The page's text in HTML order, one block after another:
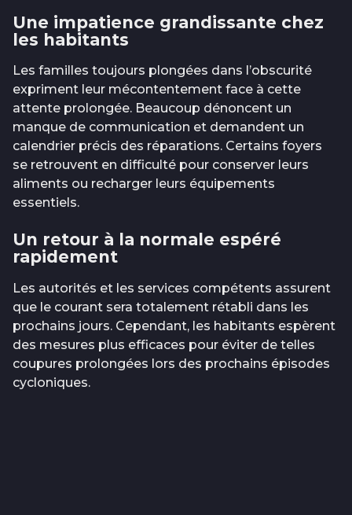
Une impatience grandissante chez
les habitants
Les familles toujours plongées dans l’obscurité
expriment leur mécontentement face à cette
attente prolongée. Beaucoup dénoncent un
manque de communication et demandent un
calendrier précis des réparations. Certains foyers
se retrouvent en difficulté pour conserver leurs
aliments ou recharger leurs équipements
essentiels.
Un retour à la normale espéré
rapidement
Les autorités et les services compétents assurent
que le courant sera totalement rétabli dans les
prochains jours. Cependant, les habitants espèrent
des mesures plus efficaces pour éviter de telles
coupures prolongées lors des prochains épisodes
cycloniques.